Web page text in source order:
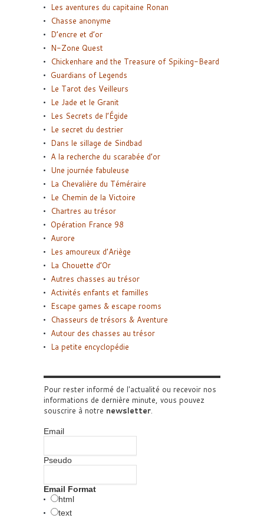
Les aventures du capitaine Ronan
Chasse anonyme
D’encre et d’or
N-Zone Quest
Chickenhare and the Treasure of Spiking-Beard
Guardians of Legends
Le Tarot des Veilleurs
Le Jade et le Granit
Les Secrets de l’Égide
Le secret du destrier
Dans le sillage de Sindbad
A la recherche du scarabée d’or
Une journée fabuleuse
La Chevalière du Téméraire
Le Chemin de la Victoire
Chartres au trésor
Opération France 98
Aurore
Les amoureux d’Ariège
La Chouette d’Or
Autres chasses au trésor
Activités enfants et familles
Escape games & escape rooms
Chasseurs de trésors & Aventure
Autour des chasses au trésor
La petite encyclopédie
Pour rester informé de l'actualité ou recevoir nos
informations de dernière minute, vous pouvez
souscrire à notre newsletter.
Email
Pseudo
Email Format
html
text